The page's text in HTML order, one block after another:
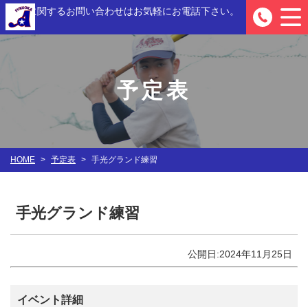
入部に関するお問い合わせはお気軽にお電話下さい。
予定表
HOME > 予定表 > 手光グランド練習
手光グランド練習
公開日:2024年11月25日
イベント詳細